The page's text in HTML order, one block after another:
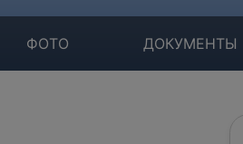
ФОТО ДОКУМЕНТЫ